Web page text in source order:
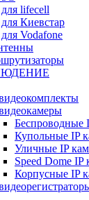
lifecell
Киевстар
Vodafone
Беспроводные
Купольные IP
Уличные IP
Speed Dome IP
Корпусные IP